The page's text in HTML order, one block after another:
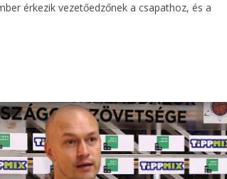
érkezik vezetőedzőnek a csapathoz, és a